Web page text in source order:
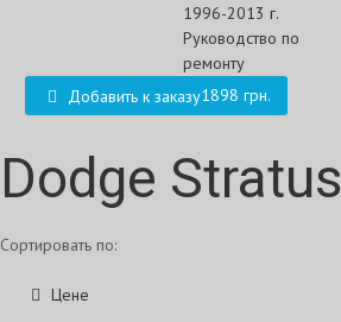
Добавить к заказу1898 грн.
Dodge Stratus
Сортировать по:
Цене